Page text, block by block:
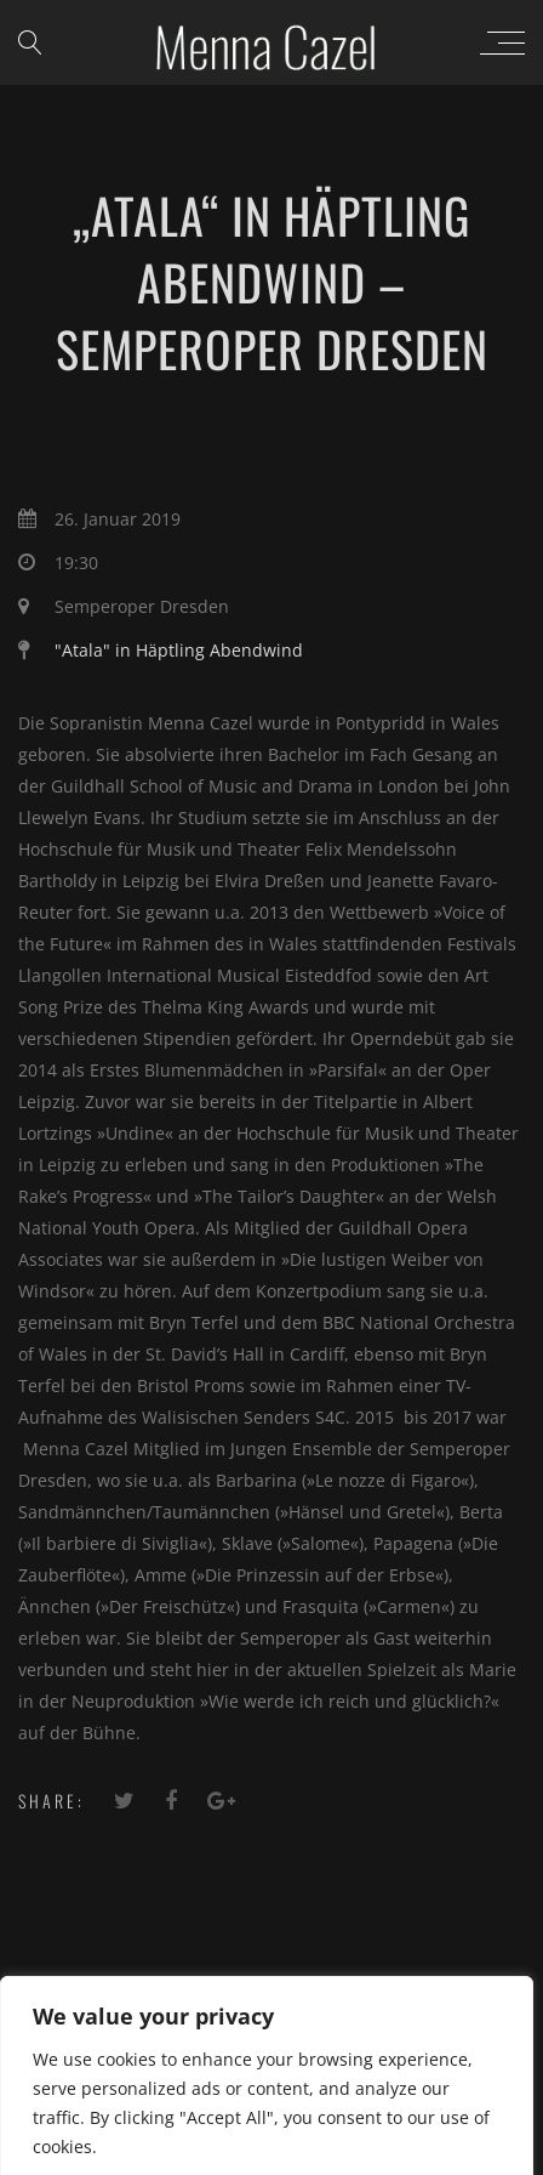
We value your privacy
We use cookies to enhance your browsing experience,
serve personalized ads or content, and analyze our
traffic. By clicking "Accept All", you consent to our use of
cookies.
„ATALA“ IN HÄPTLING
ABENDWIND –
SEMPEROPER DRESDEN
26. Januar 2019
19:30
Semperoper Dresden
"Atala" in Häptling Abendwind
Die Sopranistin Menna Cazel wurde in Pontypridd in Wales
geboren. Sie absolvierte ihren Bachelor im Fach Gesang an
der Guildhall School of Music and Drama in London bei John
Llewelyn Evans. Ihr Studium setzte sie im Anschluss an der
Hochschule für Musik und Theater Felix Mendelssohn
Bartholdy in Leipzig bei Elvira Dreßen und Jeanette Favaro-
Reuter fort. Sie gewann u.a. 2013 den Wettbewerb »Voice of
the Future« im Rahmen des in Wales stattfindenden Festivals
Llangollen International Musical Eisteddfod sowie den Art
Song Prize des Thelma King Awards und wurde mit
verschiedenen Stipendien gefördert. Ihr Operndebüt gab sie
2014 als Erstes Blumenmädchen in »Parsifal« an der Oper
Leipzig. Zuvor war sie bereits in der Titelpartie in Albert
Lortzings »Undine« an der Hochschule für Musik und Theater
in Leipzig zu erleben und sang in den Produktionen »The
Rakeʼs Progress« und »The Tailorʼs Daughter« an der Welsh
National Youth Opera. Als Mitglied der Guildhall Opera
Associates war sie außerdem in »Die lustigen Weiber von
Windsor« zu hören. Auf dem Konzertpodium sang sie u.a.
gemeinsam mit Bryn Terfel und dem BBC National Orchestra
of Wales in der St. Davidʼs Hall in Cardiff, ebenso mit Bryn
Terfel bei den Bristol Proms sowie im Rahmen einer TV-
Aufnahme des Walisischen Senders S4C. 2015 bis 2017 war
Menna Cazel Mitglied im Jungen Ensemble der Semperoper
Dresden, wo sie u.a. als Barbarina (»Le nozze di Figaro«),
Sandmännchen/Taumännchen (»Hänsel und Gretel«), Berta
(»Il barbiere di Siviglia«), Sklave (»Salome«), Papagena (»Die
Zauberflöte«), Amme (»Die Prinzessin auf der Erbse«),
Ännchen (»Der Freischütz«) und Frasquita (»Carmen«) zu
erleben war. Sie bleibt der Semperoper als Gast weiterhin
verbunden und steht hier in der aktuellen Spielzeit als Marie
in der Neuproduktion »Wie werde ich reich und glücklich?«
auf der Bühne.
SHARE: